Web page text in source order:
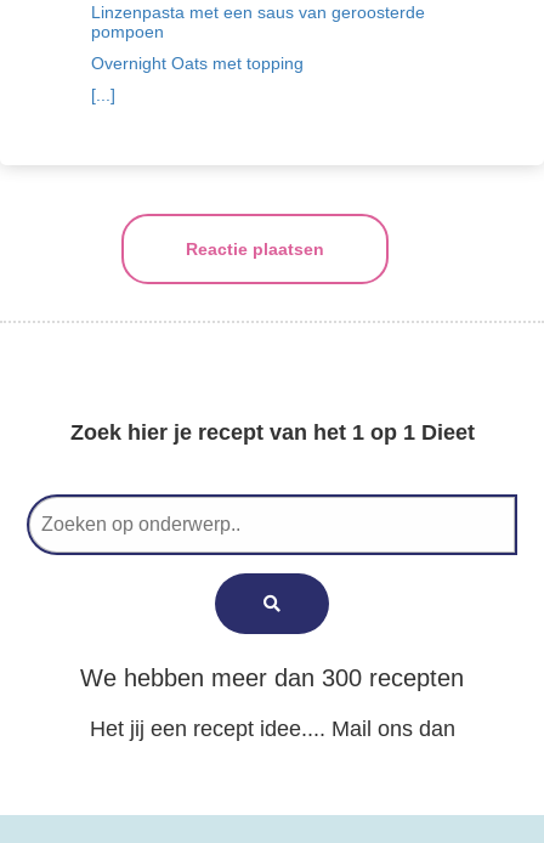
Linzenpasta met een saus van geroosterde
pompoen
Overnight Oats met topping
[...]
Reactie plaatsen
Zoek hier je recept van het 1 op 1 Dieet
We hebben meer dan 300 recepten
Het jij een recept idee.... Mail ons dan